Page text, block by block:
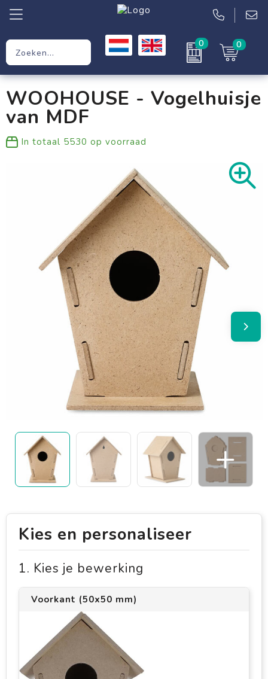
0 0
Werkkleding
Kleding
WOOHOUSE - Vogelhuisje
van MDF
In totaal 5530 op voorraad
Kies en personaliseer
1. Kies je bewerking
Voorkant (50x50 mm)